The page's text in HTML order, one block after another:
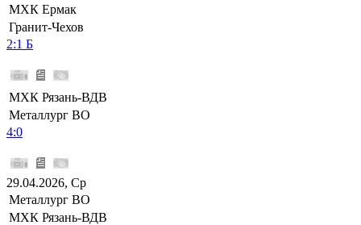
МХК Ермак
Гранит-Чехов
2:1 Б
МХК Рязань-ВДВ
Металлург ВО
4:0
29.04.2026, Ср
Металлург ВО
МХК Рязань-ВДВ